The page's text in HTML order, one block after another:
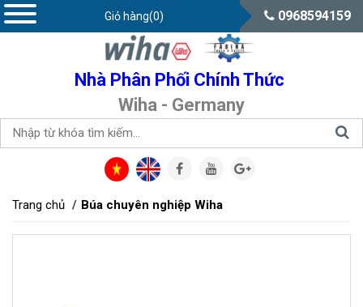
0968594159
Nhà Phân Phối Chính Thức
Wiha - Germany
Giỏ hàng(0)
Trang chủ Búa chuyên nghiệp Wiha